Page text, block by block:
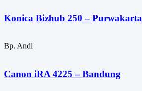
Konica Bizhub 250 – Purwakarta
Bp. Andi
Canon iRA 4225 – Bandung